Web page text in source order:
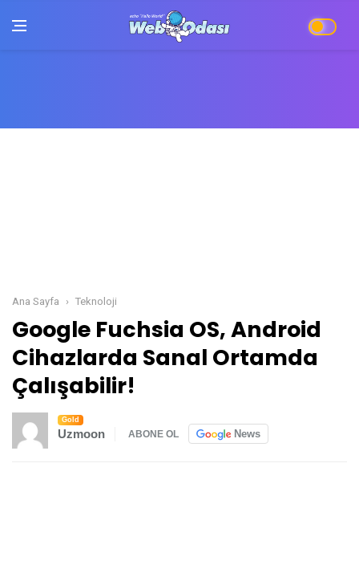
Ana Sayfa Teknoloji
Google Fuchsia OS, Android
Cihazlarda Sanal Ortamda
Çalışabilir!
Gold
Uzmoon ABONE OL News